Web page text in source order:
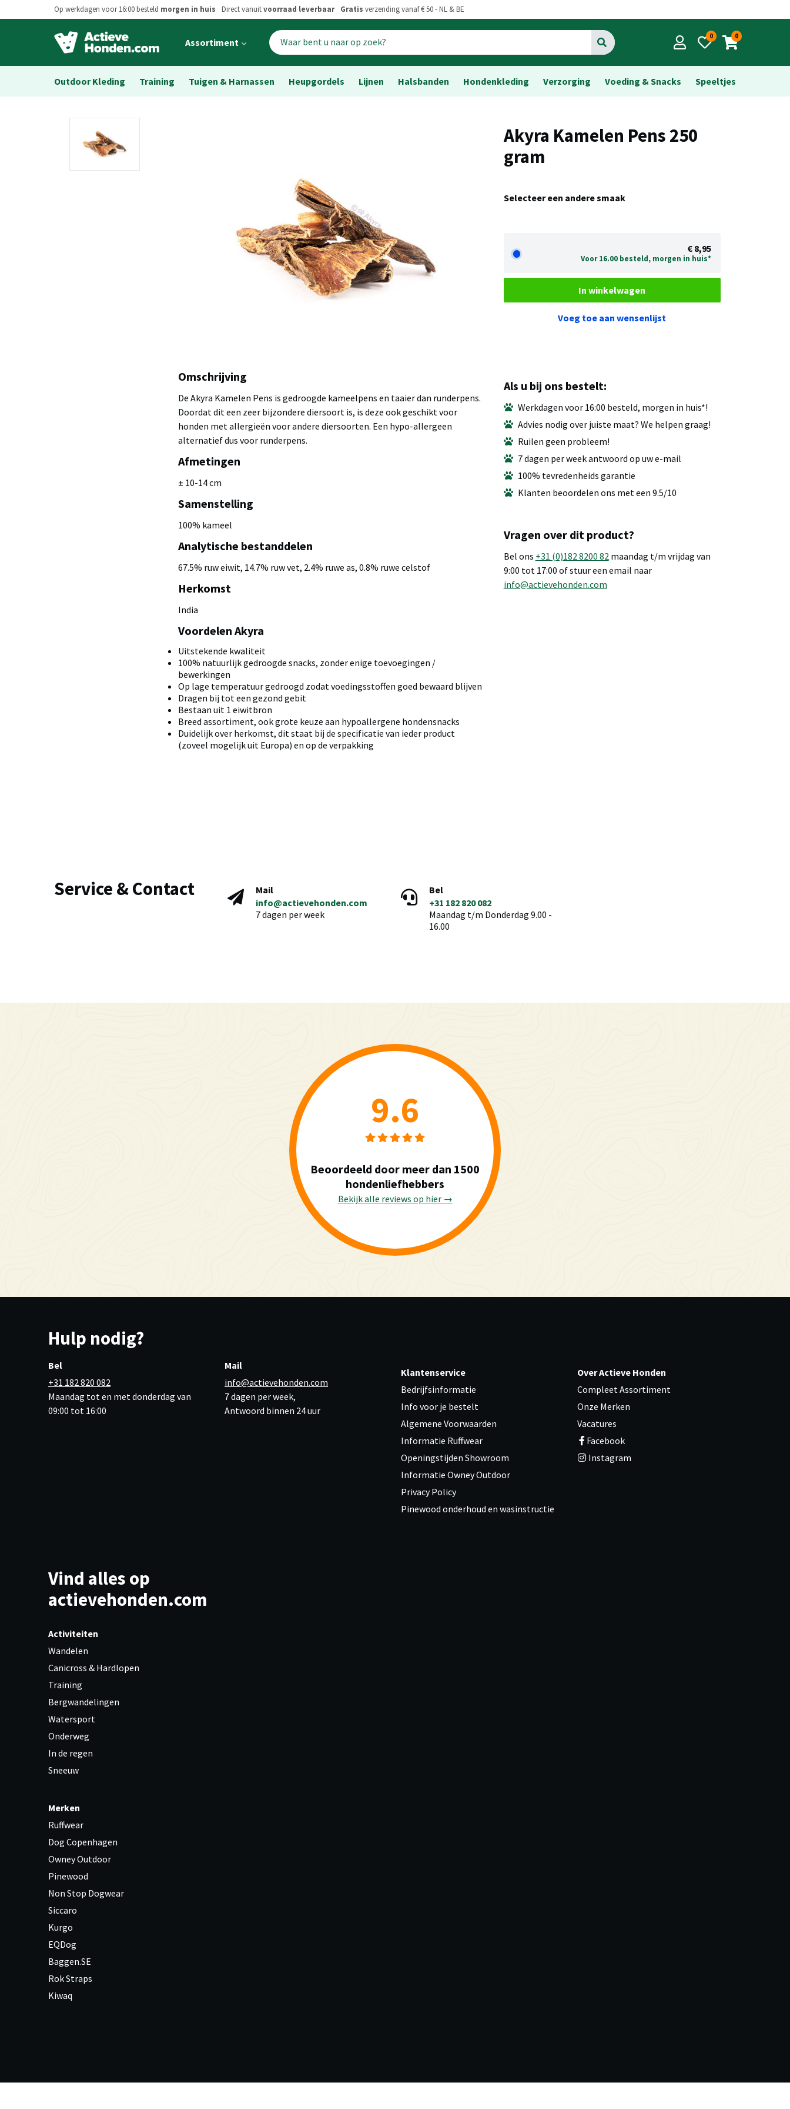
Op werkdagen voor 16:00 besteld morgen in huis Direct vanuitvoorraad leverbaar Gratis verzending vanaf € 50 - NL & BE
Open
menu
Assortiment Go 0 0
Outdoor Kleding Training Tuigen & Harnassen Heupgordels Lijnen Halsbanden Hondenkleding Verzorging Voeding & Snacks Speeltjes
Akyra Kamelen Pens 250
gram
Selecteer een andere smaak
€ 8,95
Voor 16.00 besteld, morgen in huis*
In winkelwagen
Voeg toe aan wensenlijst
Omschrijving
De Akyra Kamelen Pens is gedroogde kameelpens en taaier dan runderpens.
Doordat dit een zeer bijzondere diersoort is, is deze ook geschikt voor
honden met allergieën voor andere diersoorten. Een hypo-allergeen
alternatief dus voor runderpens.
Afmetingen
± 10-14 cm
Samenstelling
100% kameel
Analytische bestanddelen
67.5% ruw eiwit, 14.7% ruw vet, 2.4% ruwe as, 0.8% ruwe celstof
Herkomst
India
Voordelen Akyra
Uitstekende kwaliteit
100% natuurlijk gedroogde snacks, zonder enige toevoegingen /
bewerkingen
Op lage temperatuur gedroogd zodat voedingsstoffen goed bewaard blijven
Dragen bij tot een gezond gebit
Bestaan uit 1 eiwitbron
Breed assortiment, ook grote keuze aan hypoallergene hondensnacks
Duidelijk over herkomst, dit staat bij de specificatie van ieder product
(zoveel mogelijk uit Europa) en op de verpakking
Als u bij ons bestelt:
Werkdagen voor 16:00 besteld, morgen in huis*!
Advies nodig over juiste maat? We helpen graag!
Ruilen geen probleem!
7 dagen per week antwoord op uw e-mail
100% tevredenheids garantie
Klanten beoordelen ons met een 9.5/10
Vragen over dit product?
Bel ons +31 (0)182 8200 82maandag t/m vrijdag van
9:00 tot 17:00 of stuur een email naar
info@actievehonden.com
Service & Contact
Mail
info@actievehonden.com
7 dagen per week
Bel
+31 182 820 082
Maandag t/m Donderdag 9.00 -
16.00
9.6
Beoordeeld door meer dan 1500
hondenliefhebbers
Bekijk alle reviews op hier →
Hulp nodig?
Bel
+31 182 820 082
Maandag tot en met donderdag van
09:00 tot 16:00
Mail
info@actievehonden.com
7 dagen per week,
Antwoord binnen 24 uur
Klantenservice
Bedrijfsinformatie
Info voor je bestelt
Algemene Voorwaarden
Informatie Ruffwear
Openingstijden Showroom
Informatie Owney Outdoor
Privacy Policy
Pinewood onderhoud en wasinstructie
Over Actieve Honden
Compleet Assortiment
Onze Merken
Vacatures
Facebook
Instagram
Vind alles op
actievehonden.com
Activiteiten
Wandelen
Canicross & Hardlopen
Training
Bergwandelingen
Watersport
Onderweg
In de regen
Sneeuw
Merken
Ruffwear
Dog Copenhagen
Owney Outdoor
Pinewood
Non Stop Dogwear
Siccaro
Kurgo
EQDog
Baggen.SE
Rok Straps
Kiwaq